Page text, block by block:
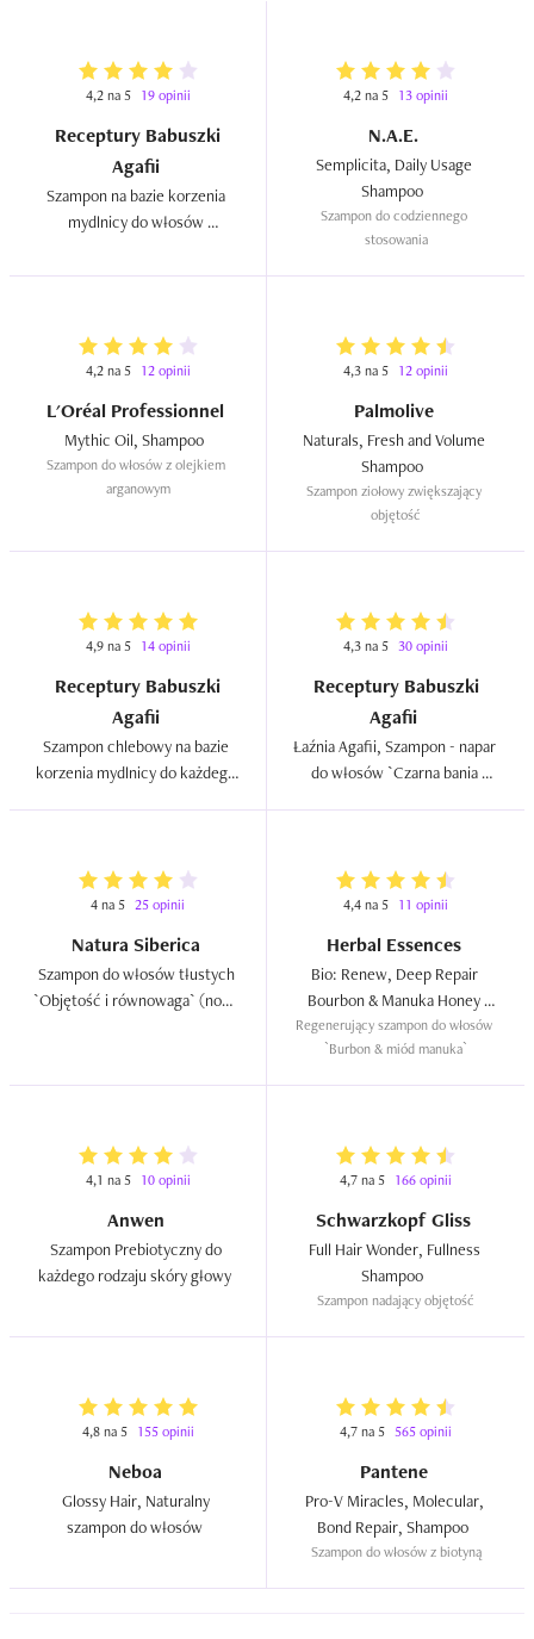
4,2 na 5 19 opinii
Receptury Babuszki
Agafii
Szampon na bazie korzenia
mydlnicy do włosów
4,2 na 5 13 opinii
N.A.E.
Semplicita, Daily Usage
Szampon do codziennego
stosowania
4,2 na 5 12 opinii
L'Oréal Professionnel
Szampon do włosów z olejkiem
arganowym
4,3 na 5 12 opinii
Palmolive
Naturals, Fresh and Volume
Szampon ziołowy zwiększający
objętość
4,9 na 5 14 opinii
Receptury Babuszki
Agafii
Szampon chlebowy na bazie
korzenia mydlnicy do każdego
4,3 na 5 30 opinii
Receptury Babuszki
Agafii
Łaźnia Agafii, Szampon - napar
do włosów `Czarna bania
4 na 5 25 opinii
Natura Siberica
Szampon do włosów tłustych
`Objętość i równowaga` (nowa
4,4 na 5 11 opinii
Herbal Essences
Bio: Renew, Deep Repair
Bourbon & Manuka Honey
Shampoo
Regenerujący szampon do włosów
`Burbon & miód manuka`
4,1 na 5 10 opinii
Anwen
Szampon Prebiotyczny do
4,7 na 5 166 opinii
Schwarzkopf Gliss
Full Hair Wonder, Fullness
Szampon nadający objętość
4,8 na 5 155 opinii
Neboa
Glossy Hair, Naturalny
4,7 na 5 565 opinii
Pantene
Pro-V Miracles, Molecular,
Szampon do włosów z biotyną